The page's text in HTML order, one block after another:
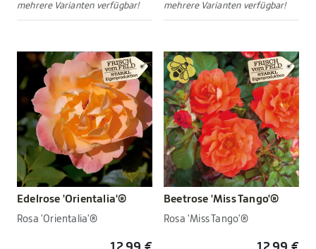
mehrere Varianten verfügbar! mehrere Varianten verfügbar!
Edelrose 'Orientalia'®
Rosa 'Orientalia'®
Beetrose 'Miss Tango'®
Rosa 'Miss Tango'®